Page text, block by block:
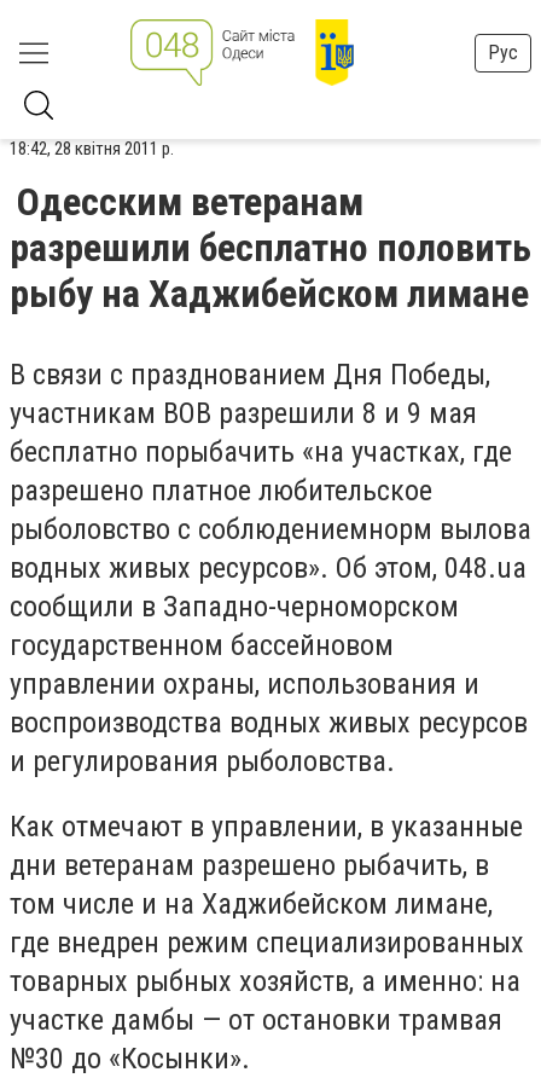
Рус
18:42, 28 квітня 2011 р.
Одесским ветеранам
разрешили бесплатно половить
рыбу на Хаджибейском лимане
В связи с празднованием Дня Победы,
участникам ВОВ разрешили 8 и 9 мая
бесплатно порыбачить «на участках, где
разрешено платное любительское
рыболовство с соблюдениемнорм вылова
водных живых ресурсов». Об этом, 048.ua
сообщили в Западно-черноморском
государственном бассейновом
управлении охраны, использования и
воспроизводства водных живых ресурсов
и регулирования рыболовства.
Как отмечают в управлении, в указанные
дни ветеранам разрешено рыбачить, в
том числе и на Хаджибейском лимане,
где внедрен режим специализированных
товарных рыбных хозяйств, а именно: на
участке дамбы — от остановки трамвая
№30 до «Косынки».